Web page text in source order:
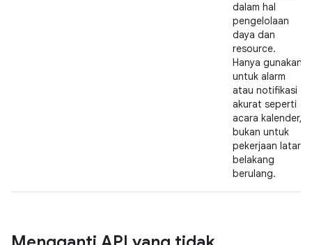
dalam hal
pengelolaan
daya dan
resource.
Hanya gunakan
untuk alarm
atau notifikasi
akurat seperti
acara kalender,
bukan untuk
pekerjaan latar
belakang
berulang.